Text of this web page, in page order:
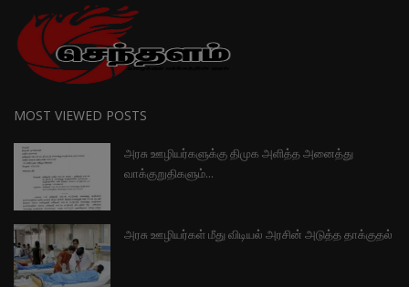
MOST VIEWED POSTS
அரசு ஊழியர்களுக்கு திமுக அளித்த அனைத்து
வாக்குறுதிகளும்...
அரசு ஊழியர்கள் மீது விடியல் அரசின் அடுத்த தாக்குதல்